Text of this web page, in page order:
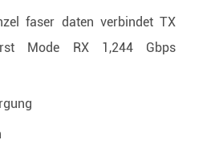
faser daten verbindet TX
Mode RX 1,244 Gbps